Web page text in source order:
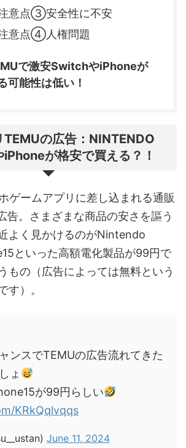
意点③安全性に不安
意点④人権問題
で激安SwitchやiPhoneが
可能性は低い！
TEMUの広告：NINTENDO
が格安で買える？！
ゲームアプリに差し込まれる通販
告。さまざまな商品の安さを謳う
よく見かけるのがNintendo
といった高額電化製品が99円で
もの（広告によっては無料という
す）。
ンスでTEMUの広告流れてきた
ょ
が99円らしい
KRkQqlvqqs
June 11, 2024